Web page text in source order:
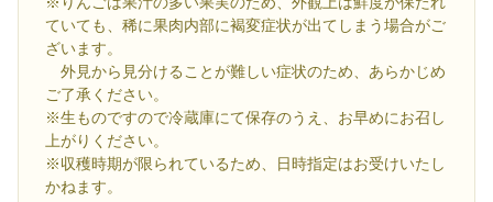
ていても、稀に果肉内部に褐変症状が出てしまう場合がご
ざいます。
外見から見分けることが難しい症状のため、あらかじめ
ご了承ください。
※生ものですので冷蔵庫にて保存のうえ、お早めにお召し
上がりください。
※収穫時期が限られているため、日時指定はお受けいたし
かねます。